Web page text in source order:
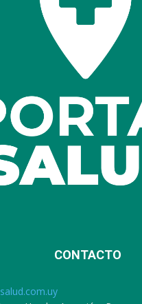
CONTACTO